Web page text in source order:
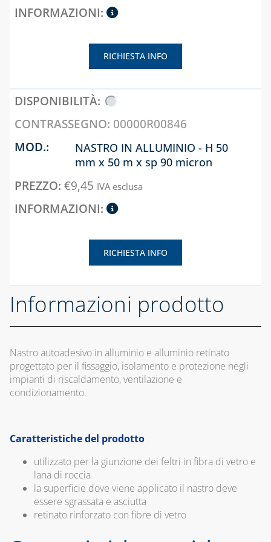
SOLARE TERMICO
VALVOLE DI ZONA
VALVOLE
RITEGNO, FONDO
CAPITOLO 07
CASSETTE E
SPORTELLI PER
CONTATORI
CASSETTE E
CONTATORI GAS
CASSETTE PER
CASSETTE PER
INTERCETTAZIONE
DI GAS E ACQUA
DISINCROSTANTI
E DETERGENTI
BENDE, NASTRI E
GUARNIZIONI
FASCETTE E
PER
RICHIESTA INFO
00000R00846
NASTRO IN ALLUMINIO - H 50
mm x 50 m x sp 90 micron
€9,45 IVA esclusa
RICHIESTA INFO
Informazioni prodotto
Nastro autoadesivo in alluminio e alluminio retinato
progettato per il fissaggio, isolamento e protezione negli
impianti di riscaldamento, ventilazione e
condizionamento.
Caratteristiche del prodotto
utilizzato per la giunzione dei feltri in fibra di vetro e
lana di roccia
la superficie dove viene applicato il nastro deve
essere sgrassata e asciutta
retinato rinforzato con fibre di vetro